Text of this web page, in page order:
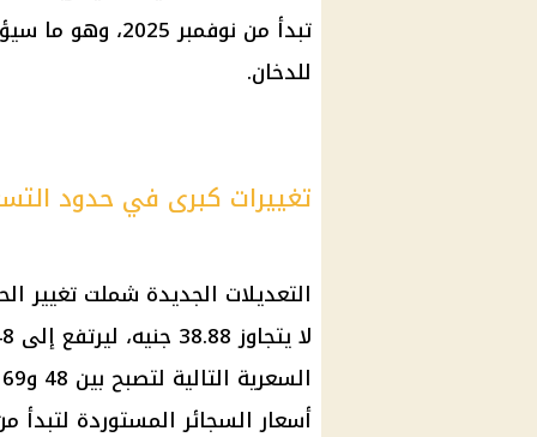
تبدأ من نوفمبر
للدخان.
تغييرات كبرى في حدود
التعديلات الجديدة شملت تغيير
أسعار السجائر المستوردة لتبدأ من 69